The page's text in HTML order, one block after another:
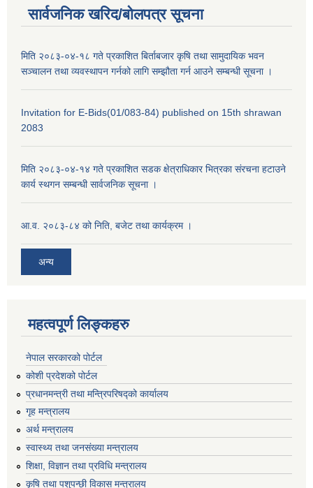
सार्वजनिक खरिद/बोलपत्र सूचना
मिति २०८३-०४-१८ गते प्रकाशित बिर्ताबजार कृषि तथा सामुदायिक भवन
सञ्चालन तथा व्यवस्थापन गर्नको लागि सम्झौता गर्न आउने सम्बन्धी सूचना ।
Invitation for E-Bids(01/083-84) published on 15th shrawan
2083
मिति २०८३-०४-१४ गते प्रकाशित सडक क्षेत्राधिकार भित्रका संरचना हटाउने
कार्य स्थगन सम्बन्धी सार्वजनिक सूचना ।
आ.व. २०८३-८४ को निति, बजेट तथा कार्यक्रम ।
अन्य
महत्वपूर्ण लिङ्कहरु
नेपाल सरकारको पोर्टल
कोशी प्रदेशको पोर्टल
प्रधानमन्‍त्री तथा मन्‍त्रिपरिषद्को कार्यालय
गृह मन्‍त्रालय
अर्थ मन्त्रालय
स्वास्थ्य तथा जनसंख्या मन्त्रालय
शिक्षा, विज्ञान तथा प्रविधि मन्त्रालय
कृषि तथा पशुपन्छी विकास मन्त्रालय